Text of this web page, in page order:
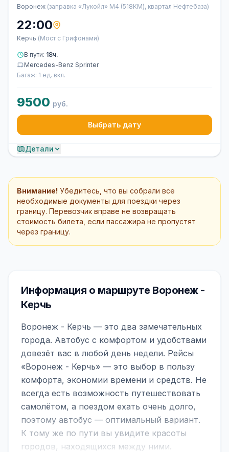
Воронеж (заправка «Лукойл» М4 (518КМ), квартал Нефтебаза)
22:00
Керчь (Мост с Грифонами)
В пути: 18ч.
Mercedes-Benz Sprinter
Багаж: 1 ед. вкл.
9500 руб.
Выбрать дату
Детали
Внимание! Убедитесь, что вы собрали все
необходимые документы для поездки через
границу. Перевозчик вправе не возвращать
стоимость билета, если пассажира не пропустят
через границу.
Информация о маршруте Воронеж -
Керчь
Воронеж - Керчь — это два замечательных
города. Автобус с комфортом и удобствами
довезёт вас в любой день недели. Рейсы
«Воронеж - Керчь» — это выбор в пользу
комфорта, экономии времени и средств. Не
всегда есть возможность путешествовать
самолётом, а поездом ехать очень долго,
поэтому автобус — оптимальный вариант.
К тому же по пути вы увидите красоты
городов, находящихся между ними.